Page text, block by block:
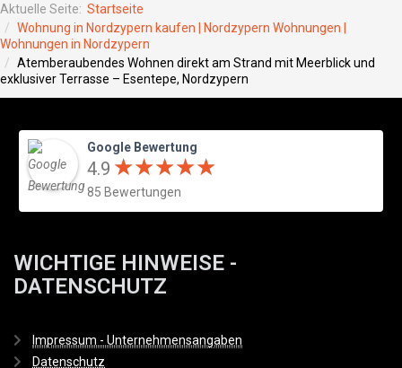
Aktuelle Seite: Startseite
Wohnung in Nordzypern kaufen | Nordzypern Wohnungen |
Wohnungen in Nordzypern
Atemberaubendes Wohnen direkt am Strand mit Meerblick und
exklusiver Terrasse – Esentepe, Nordzypern
Google Bewertung
4.9 ★★★★★
★★★★★
85 Bewertungen
WICHTIGE HINWEISE -
DATENSCHUTZ
Impressum - Unternehmensangaben
Datenschutz